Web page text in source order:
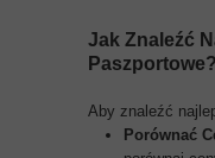
Jak Znaleźć
Paszportowe?
Aby znaleźć
Porównać